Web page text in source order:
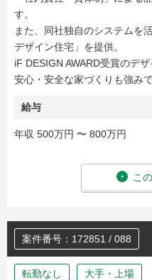
す。
また、同社独自のシステムを
デザイン住宅」を提供。
iF DESIGN AWARD受賞のデ
安心・安全な家づくりも強みで
給与
年収 500万円 〜 800万円
こ
案件番号：172851 / 088
転勤なし 大手・上場